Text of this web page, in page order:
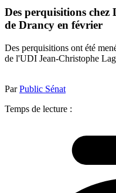
Des perquisitions
de Drancy en février
Des perquisitions ont été
de l'UDI Jean-Christophe
ParPublic Sénat
Temps de lecture :